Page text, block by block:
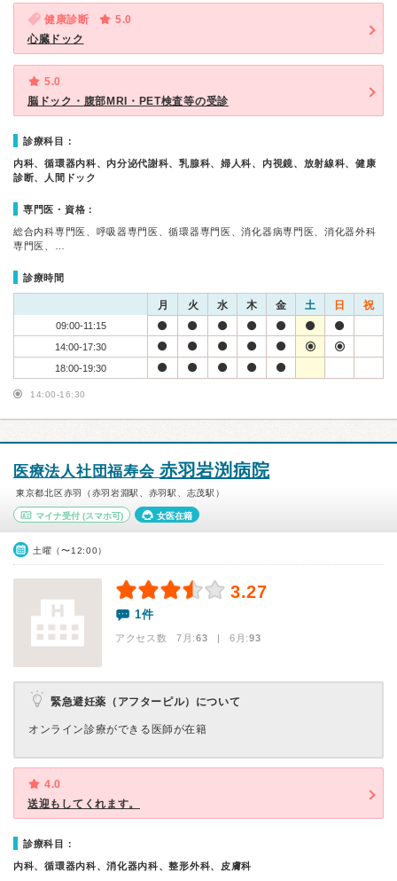
健康診断
5.0
心臓ドック
5.0
脳ドック・腹部MRI・PET検査等の受診
診療科目：
内科、循環器内科、内分泌代謝科、乳腺科、婦人科、内視鏡、放射線科、健康
診断、人間ドック
専門医・資格：
総合内科専門医、呼吸器専門医、循環器専門医、消化器病専門医、消化器外科
専門医、…
診療時間
月 火 水 木 金 土 日 祝
09:00-11:15
14:00-17:30
18:00-19:30
14:00-16:30
医療法人社団福寿会 赤羽岩渕病院
東京都北区赤羽（赤羽岩淵駅、赤羽駅、志茂駅）
マイナ受付 (スマホ可) 女医在籍
土曜（〜12:00）
3.27
1件
アクセス数 7月:63 | 6月:93
緊急避妊薬（アフターピル）について
オンライン診療ができる医師が在籍
4.0
送迎もしてくれます。
診療科目：
内科、循環器内科、消化器内科、整形外科、皮膚科